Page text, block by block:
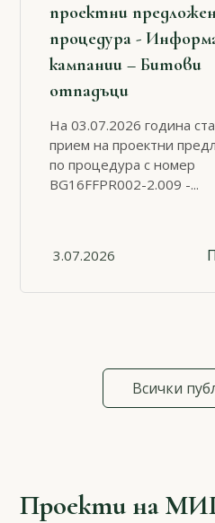
проектни
процедура -
кампании – Битови
отпадъци
На 03.07.2026 година
прием на проектни
по процедура с номер
BG16FFPR002-2.009 -...
3.07.2026
Всички
Проекти на